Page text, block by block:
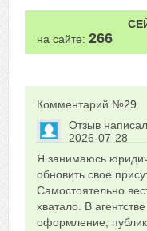
на сайте: 266
Комментарий №29
Отзыв написал
2026-07-28
0
Я занимаюсь
обновить свое
Самостоятельно
хватало. В
оформление,